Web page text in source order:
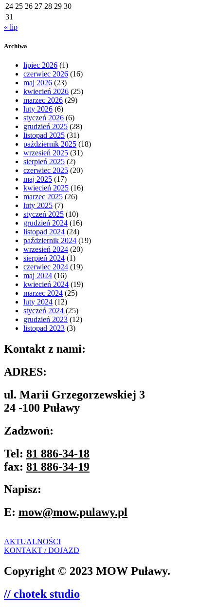
24 25 26 27 28 29 30
31
« lip
Archiwa
lipiec 2026 (1)
czerwiec 2026 (16)
maj 2026 (23)
kwiecień 2026 (25)
marzec 2026 (29)
luty 2026 (6)
styczeń 2026 (6)
grudzień 2025 (28)
listopad 2025 (31)
październik 2025 (18)
wrzesień 2025 (31)
sierpień 2025 (2)
czerwiec 2025 (20)
maj 2025 (17)
kwiecień 2025 (16)
marzec 2025 (26)
luty 2025 (7)
styczeń 2025 (10)
grudzień 2024 (16)
listopad 2024 (24)
październik 2024 (19)
wrzesień 2024 (20)
sierpień 2024 (1)
czerwiec 2024 (19)
maj 2024 (16)
kwiecień 2024 (19)
marzec 2024 (25)
luty 2024 (12)
styczeń 2024 (25)
grudzień 2023 (12)
listopad 2023 (3)
Kontakt z nami:
ADRES:
ul. Marii Grzegorzewskiej 3
24 -100 Puławy
Zadzwoń:
Tel: 81 886-34-18
fax: 81 886-34-19
Napisz:
E: mow@mow.pulawy.pl
AKTUALNOŚCI
KONTAKT / DOJAZD
Copyright © 2023 MOW Puławy.
// chotek studio